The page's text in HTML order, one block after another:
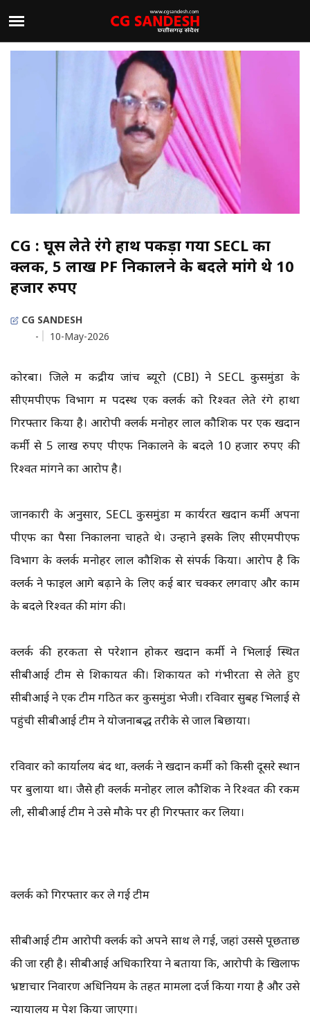
CG : घूस लेते रंगे हाथ पकड़ा गया SECL का
क्लर्क, 5 लाख PF निकालने के बदले मांगे थे 10
हजार रुपए
CG SANDESH
-
10-May-2026
कोरबा। जिले में केंद्रीय जांच ब्यूरो (CBI) ने SECL कुसमुंडा के
सीएमपीएफ विभाग में पदस्थ एक क्लर्क को रिश्वत लेते रंगे हाथों
गिरफ्तार किया है। आरोपी क्लर्क मनोहर लाल कौशिक पर एक खदान
कर्मी से 5 लाख रुपए पीएफ निकालने के बदले 10 हजार रुपए की
रिश्वत मांगने का आरोप है।
जानकारी के अनुसार, SECL कुसमुंडा में कार्यरत खदान कर्मी अपना
पीएफ का पैसा निकालना चाहते थे। उन्होंने इसके लिए सीएमपीएफ
विभाग के क्लर्क मनोहर लाल कौशिक से संपर्क किया। आरोप है कि
क्लर्क ने फाइल आगे बढ़ाने के लिए कई बार चक्कर लगवाए और काम
के बदले रिश्वत की मांग की।
क्लर्क की हरकतों से परेशान होकर खदान कर्मी ने भिलाई स्थित
सीबीआई टीम से शिकायत की। शिकायत को गंभीरता से लेते हुए
सीबीआई ने एक टीम गठित कर कुसमुंडा भेजी। रविवार सुबह भिलाई से
पहुंची सीबीआई टीम ने योजनाबद्ध तरीके से जाल बिछाया।
रविवार को कार्यालय बंद था, क्लर्क ने खदान कर्मी को किसी दूसरे स्थान
पर बुलाया था। जैसे ही क्लर्क मनोहर लाल कौशिक ने रिश्वत की रकम
ली, सीबीआई टीम ने उसे मौके पर ही गिरफ्तार कर लिया।
क्लर्क को गिरफ्तार कर ले गई टीम
सीबीआई टीम आरोपी क्लर्क को अपने साथ ले गई, जहां उससे पूछताछ
की जा रही है। सीबीआई अधिकारियों ने बताया कि, आरोपी के खिलाफ
भ्रष्टाचार निवारण अधिनियम के तहत मामला दर्ज किया गया है और उसे
न्यायालय में पेश किया जाएगा।